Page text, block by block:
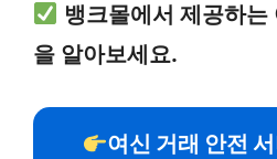
뱅크몰에서 제공하는
을 알아보세요.
여신 거래 안전